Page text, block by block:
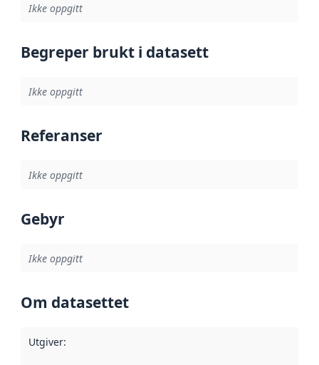
Ikke oppgitt
Begreper brukt i datasett
Ikke oppgitt
Referanser
Ikke oppgitt
Gebyr
Ikke oppgitt
Om datasettet
Utgiver: